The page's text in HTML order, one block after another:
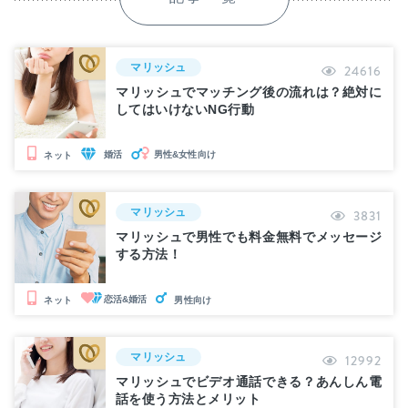
マリッシュ 24616
マリッシュでマッチング後の流れは？絶対に
してはいけないNG行動
ネット 婚活 男性&女性向け
マリッシュ 3831
マリッシュで男性でも料金無料でメッセージ
する方法！
ネット 恋活&婚活 男性向け
マリッシュ 12992
マリッシュでビデオ通話できる？あんしん電
話を使う方法とメリット